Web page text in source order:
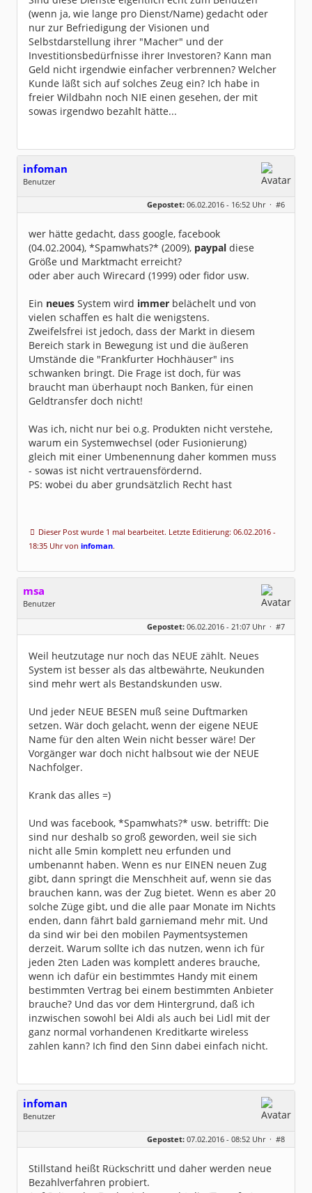
(wenn ja, wie lange pro Dienst/Name) gedacht oder
nur zur Befriedigung der Visionen und
Selbstdarstellung ihrer "Macher" und der
Investitionsbedürfnisse ihrer Investoren? Kann man
Geld nicht irgendwie einfacher verbrennen? Welcher
Kunde läßt sich auf solches Zeug ein? Ich habe in
freier Wildbahn noch NIE einen gesehen, der mit
sowas irgendwo bezahlt hätte...
infoman
Benutzer
Dabei seit:
06 / 2008
Gepostet: 06.02.2016 - 16:52 Uhr · #6
wer hätte gedacht, dass google, facebook
(04.02.2004), *Spamwhats?* (2009), paypal diese
Größe und Marktmacht erreicht?
oder aber auch Wirecard (1999) oder fidor usw.
Ein neues System wird immer belächelt und von
vielen schaffen es halt die wenigstens.
Zweifelsfrei ist jedoch, dass der Markt in diesem
Bereich stark in Bewegung ist und die äußeren
Umstände die "Frankfurter Hochhäuser" ins
schwanken bringt. Die Frage ist doch, für was
braucht man überhaupt noch Banken, für einen
Geldtransfer doch nicht!
Was ich, nicht nur bei o.g. Produkten nicht verstehe,
warum ein Systemwechsel (oder Fusionierung)
gleich mit einer Umbenennung daher kommen muss
- sowas ist nicht vertrauensfördernd.
PS: wobei du aber grundsätzlich Recht hast
Dieser Post wurde 1 mal bearbeitet. Letzte Editierung: 06.02.2016 -
18:35 Uhr von infoman.
msa
Benutzer
Geschlecht:
Alter:
64
Dabei seit:
03 / 2007
Gepostet: 06.02.2016 - 21:07 Uhr · #7
Weil heutzutage nur noch das NEUE zählt. Neues
System ist besser als das altbewährte, Neukunden
sind mehr wert als Bestandskunden usw.
Und jeder NEUE BESEN muß seine Duftmarken
setzen. Wär doch gelacht, wenn der eigene NEUE
Name für den alten Wein nicht besser wäre! Der
Vorgänger war doch nicht halbsout wie der NEUE
Nachfolger.
Krank das alles =)
Und was facebook, *Spamwhats?* usw. betrifft: Die
sind nur deshalb so groß geworden, weil sie sich
nicht alle 5min komplett neu erfunden und
umbenannt haben. Wenn es nur EINEN neuen Zug
gibt, dann springt die Menschheit auf, wenn sie das
brauchen kann, was der Zug bietet. Wenn es aber 20
solche Züge gibt, und die alle paar Monate im Nichts
enden, dann fährt bald garniemand mehr mit. Und
da sind wir bei den mobilen Paymentsystemen
derzeit. Warum sollte ich das nutzen, wenn ich für
jeden 2ten Laden was komplett anderes brauche,
wenn ich dafür ein bestimmtes Handy mit einem
bestimmten Vertrag bei einem bestimmten Anbieter
brauche? Und das vor dem Hintergrund, daß ich
inzwischen sowohl bei Aldi als auch bei Lidl mit der
ganz normal vorhandenen Kreditkarte wireless
zahlen kann? Ich find den Sinn dabei einfach nicht.
infoman
Benutzer
Dabei seit:
06 / 2008
Gepostet: 07.02.2016 - 08:52 Uhr · #8
Stillstand heißt Rückschritt und daher werden neue
Bezahlverfahren probiert.